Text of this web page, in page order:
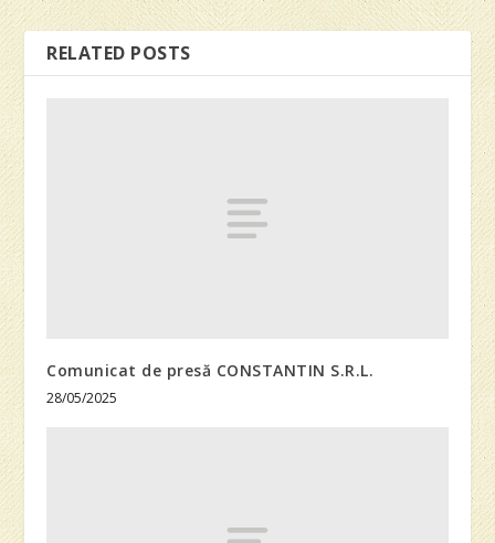
RELATED POSTS
Comunicat de presă CONSTANTIN S.R.L.
28/05/2025